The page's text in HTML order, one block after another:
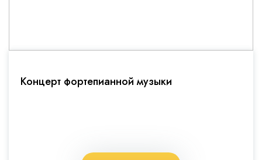
Концерт фортепианной музыки